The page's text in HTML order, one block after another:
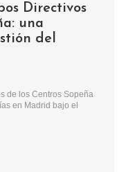
Directivos
una
del
de los Centros Sopeña
en Madrid bajo el